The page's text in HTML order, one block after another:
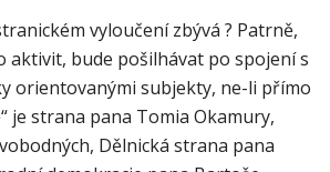
vyloučení zbývá ? Patrně,
aktivit, bude pošilhávat po spojení s
orientovanými subjekty, ne-li přímo
je strana pana Tomia Okamury,
Dělnická strana pana